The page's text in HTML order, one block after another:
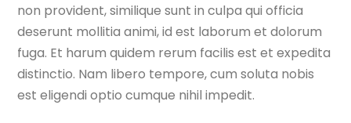
non provident, similique sunt in culpa qui officia
deserunt mollitia animi, id est laborum et dolorum
fuga. Et harum quidem rerum facilis est et expedita
distinctio. Nam libero tempore, cum soluta nobis
est eligendi optio cumque nihil impedit.